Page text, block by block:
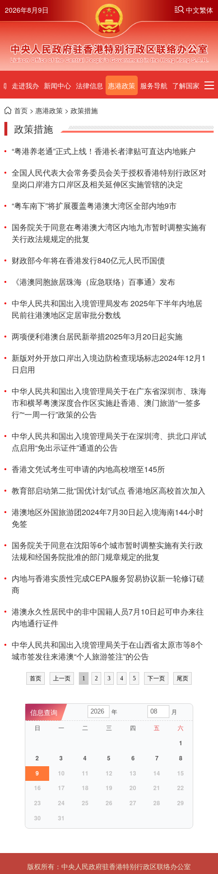
2026年8月9日 中文繁体
走进我办 新闻中心 法律信息 惠港政策 服务导航 了解国家
首页> 惠港政策> 政策措施
年
月
日
一 二 三 四 五 六
1
2
3 4 5 6 7
8
9
10 11 12 13 14
15
16
17 18 19 20 21
22
23
24 25 26 27 28
29
30
31
政策措施
“粤港养老通”正式上线！香港长者津贴可直达内地账户
全国人民代表大会常务委员会关于授权香港特别行政区对
皇岗口岸港方口岸区及相关延伸区实施管辖的决定
“粤车南下”将扩展覆盖粤港澳大湾区全部内地9市
国务院关于同意在粤港澳大湾区内地九市暂时调整实施有
关行政法规规定的批复
财政部今年将在香港发行840亿元人民币国债
《港澳同胞旅居珠海（应急联络）百事通》发布
中华人民共和国出入境管理局发布 2025年下半年内地居
民前往港澳地区定居审批分数线
两项便利港澳台居民新举措2025年3月20日起实施
新版对外开放口岸出入境边防检查现场标志2024年12月1
日启用
中华人民共和国出入境管理局关于在广东省深圳市、珠海
市和横琴粤澳深度合作区实施赴香港、澳门旅游“一签多
行”“一周一行”政策的公告
中华人民共和国出入境管理局关于在深圳湾、拱北口岸试
点启用“免出示证件”通道的公告
香港文凭试考生可申请的内地高校增至145所
教育部启动第二批“国优计划”试点 香港地区高校首次加入
港澳地区外国旅游团2024年7月30日起入境海南144小时
免签
国务院关于同意在沈阳等6个城市暂时调整实施有关行政
法规和经国务院批准的部门规章规定的批复
内地与香港实质性完成CEPA服务贸易协议新一轮修订磋
商
港澳永久性居民中的非中国籍人员7月10日起可申办来往
内地通行证件
中华人民共和国出入境管理局关于在山西省太原市等8个
城市签发往来港澳“个人旅游签注”的公告
首页 上一页 1 2 3 4 5 下一页 尾页
版权所有：中央人民政府驻香港特别行政区联络办公室